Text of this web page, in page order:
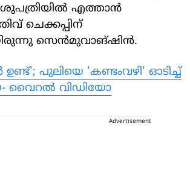
എത്താന്‍
ചെക്കപ്പിന്
സെന്‍മുവാങ്ഷിന്‍.
പുലിയെ 'കണ്ടംവഴി' ഓടിച്ച്
വൈറല്‍ വിഡിയോ
Advertisement